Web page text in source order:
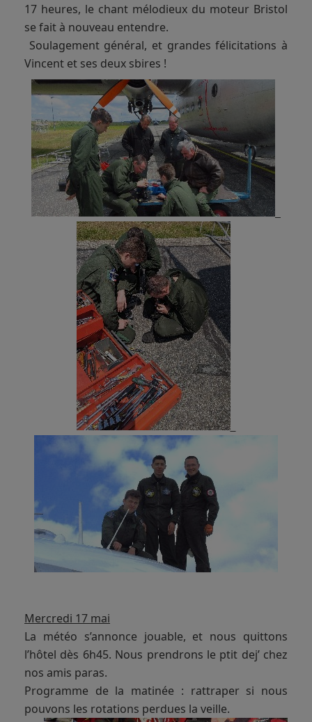
17 heures, le chant mélodieux du moteur Bristol
se fait à nouveau entendre.
Soulagement général, et grandes félicitations à
Vincent et ses deux sbires !
Mercredi 17 mai
La météo s’annonce jouable, et nous quittons
l’hôtel dès 6h45. Nous prendrons le ptit dej’ chez
nos amis paras.
Programme de la matinée : rattraper si nous
pouvons les rotations perdues la veille.